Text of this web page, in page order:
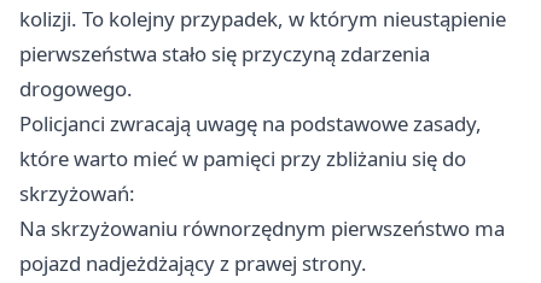
kolizji. To kolejny przypadek, w którym nieustąpienie
pierwszeństwa stało się przyczyną zdarzenia
drogowego.
Policjanci zwracają uwagę na podstawowe zasady,
które warto mieć w pamięci przy zbliżaniu się do
skrzyżowań:
Na skrzyżowaniu równorzędnym pierwszeństwo ma
pojazd nadjeżdżający z prawej strony.